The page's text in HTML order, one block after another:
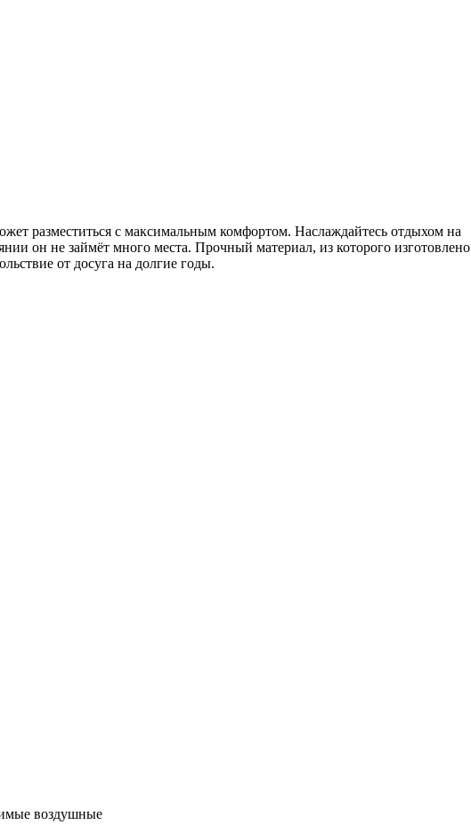
разместиться с максимальным комфортом. Наслаждайтесь отдыхом на
он не займёт много места. Прочный материал, из которого изготовлено
от досуга на долгие годы.
воздушные